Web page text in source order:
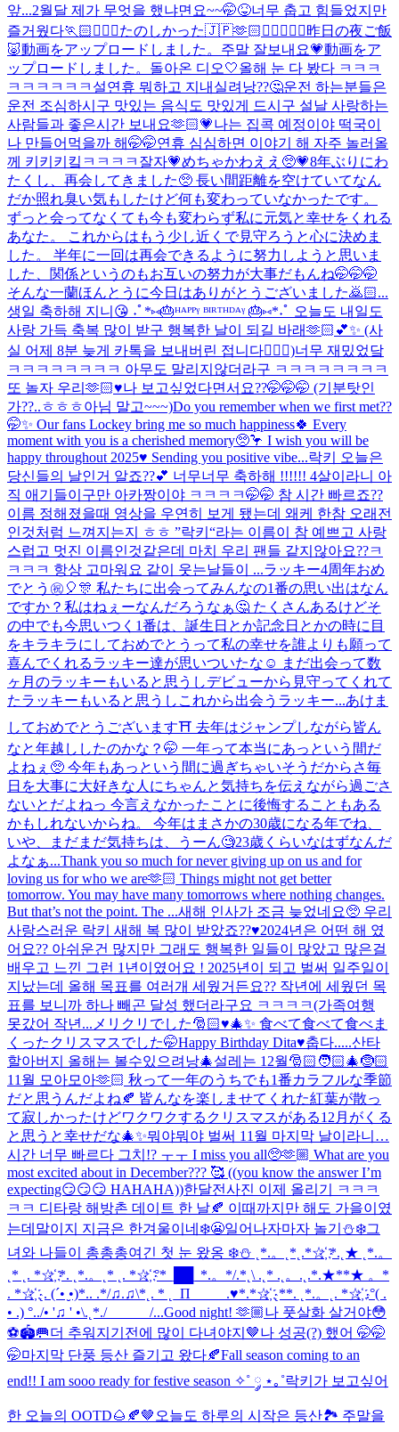
앞...2월달 제가 무엇을 했냐면요~~🤭😝너무 춥고 힘들었지만
즐거웠다🏃🏻🏃🏻‍♀️たのしかった🇯🇵🫶🏻👩🏻‍❤️‍👩🏻昨日の夜ご飯
🐷動画をアップロードしました。 주말 잘보내요💗動画をア
ップロードしました。 돌아온 디오🤍올해 눈 다 봤다 ㅋㅋㅋ
ㅋㅋㅋㅋㅋㅋ 설연휴 뭐하고 지내실려낭??🤔운전 하는분들은
운전 조심하시구 맛있는 음식도 맛있게 드시구 설날 사랑하는
사람들과 좋은시간 보내요🫶🏻💗나는 집콕 예정이야 떡국이
나 만들어먹을까 해🤭🤭연휴 심심하면 이야기 해 자주 놀러올
께 키키키킼ㅋㅋㅋㅋ 잘자💗めちゃかわええ🥺💗8年ぶりにわ
たくし、再会してきました🥺 長い間距離を空けていてなん
だか照れ臭い気もしたけど何も変わっていなかったです。
ずっと会ってなくても今も変わらず私に元気と幸せをくれる
あなた。 これからはもう少し近くで見守ろうと心に決めま
した。 半年に一回は再会できるように努力しようと思いま
した、関係というのもお互いの努力が大事だもんね🤭🤭🤭
そんな一蘭ほんとうに今日はありがとうございました🙇🏻...
생일 축하해 지니😘 ˖ﾟ*⑅🎂ᴴᴬᴾᴾᵞ ᴮᴵᴿᵀᴴᴰᴬᵞ 🎂⑅*˖ﾟ 오늘도 내일도
사랑 가득 축복 많이 받구 행복한 날이 되길 바래🫶🏻💕✨ (사
실 어제 8분 늦게 카톡을 보내버린 접니다🙇🏻‍♀️)너무 재밌었닼
ㅋㅋㅋㅋㅋㅋㅋㅋ 아무도 말리지않더라구 ㅋㅋㅋㅋㅋㅋㅋㅋ
또 놀자 우리🫶🏻♥️나 보고싶었다면서요??🤭🤭🤭 (기분탓인
가??..ㅎㅎㅎ아님 말고~~~)Do you remember when we first met??
🤭✨ Our fans Lockey bring me so much happiness🍀 Every
moment with you is a cherished memory🥺🦩 I wish you will be
happy throughout 2025♥️ Sending you positive vibe...락키 오늘은
당신들의 날인거 알죠??💕 너무너무 축하해 !!!!!! 4살이라니 아
직 애기들이구만 아카짱이야 ㅋㅋㅋㅋ🤭🤭 참 시간 빠르죠??
이름 정해졌을때 영상을 우연히 보게 됐는데 왜케 한참 오래전
인것처럼 느껴지는지 ㅎㅎ ”락키“라는 이름이 참 예쁘고 사랑
스럽고 멋진 이름인것같은데 마치 우리 팬들 같지않아요??ㅋ
ㅋㅋㅋ 항상 고마워요 같이 웃는날들이 ...ラッキー4周年おめ
でとう㊗️🎈🎊 私たちに出会ってみんなの1番の思い出はなん
ですか？私はねぇーなんだろうなぁ🤔 たくさんあるけどそ
の中でも今思いつく1番は、誕生日とか記念日とかの時に目
をキラキラにしておめでとうって私の幸せを誰よりも願って
喜んでくれるラッキー達が思いついたな☺️ まだ出会って数
ヶ月のラッキーもいると思うしデビューから見守ってくれて
たラッキーもいると思うしこれから出会うラッキー...あけま
しておめでとうございます⛩ 去年はジャンプしながら皆ん
なと年越ししたのかな？🤭 一年って本当にあっという間だ
よねぇ🥺 今年もあっという間に過ぎちゃいそうだからさ毎
日を大事に大好きな人にちゃんと気持ちを伝えながら過ごさ
ないとだよねっ 今言えなかったことに後悔することもある
かもしれないからね。 今年はまさかの30歳になる年でね、
いや、まだまだ気持ちは、うーん🧐23歳くらいなはずなんだ
よなぁ...Thank you so much for never giving up on us and for
loving us for who we are🫶🏻 Things might not get better
tomorrow. You may have many tomorrows where nothing changes.
But that’s not the point. The ...새해 인사가 조금 늦었네요🥺 우리
사랑스러운 락키 새해 복 많이 받았죠??♥️2024년은 어떤 해 였
어요?? 아쉬운건 많지만 그래도 행복한 일들이 많았고 많은걸
배우고 느낀 그런 1년이였어요 ! 2025년이 되고 벌써 일주일이
지났는데 올해 목표를 여러개 세웠거든요?? 작년에 세웠던 목
표를 보니까 하나 빼곤 달성 했더라구요 ㅋㅋㅋㅋ(가족여행
못갔어 작년... メリクリでした🎅🏻♥️🎄✨ 食べて食べて食べま
くったクリスマスでした🤭Happy Birthday Dita♥️춥다.....산타
할아버지 올해는 볼수있으려낭🎄설레는 12월🎅🏻🧑🏻‍🎄🤶🏻
11월 모아모아🫶🏻 秋って一年のうちでも1番カラフルな季節
だと思うんだよね🍂 皆んなを楽しませてくれた紅葉が散っ
て寂しかったけどワクワクするクリスマスがある12月がくる
と思うと幸せだな🎄✨뭐야뭐야 벌써 11월 마지막 날이라니…
시간 너무 빠르다 그치!? ㅜㅜ I miss you all🥺🫶🏼 What are you
most excited about in December??? 🥰 ((you know the answer I’m
expecting😏😏😏 HAHAHA))한달전사진 이제 올리기 ㅋㅋㅋ
ㅋㅋ 디타랑 해방촌 데이트 한 날🍂 이때까지만 해도 가을이였
는데말이지 지금은 한겨울이네❄️😬일어나자마자 놀기⛄❄️그
녀와 나들이 총총총여긴 첫 눈 왔옹 ❄️⛄️ ˛*.。˛*˛.*☆҉ *.˛★ ˛*.。
˛* ˛. *☆҉ *. ˛*.。˛* ˛. *☆҉ °*_██_*.。*/.*˛\ .˛* .˛。.˛.*.★**★ 。*
. *☆҉ ˛. (´• ̮•)*.. .*/♫.♫\*˛. * ˛_Π_____.♥*.*☆҉ ˛**. ˛*.。˛. *☆҉ .°( .
• .) °../• '♫ ' •\.˛*./______/...Good night! 🫶🏼나 풋살화 살거야😳
⚽️🏟️🥅더 추워지기전에 많이 다녀야지🤎나 성공(?) 했어 🤭🤭
🤭마지막 단풍 등산 즐기고 왔다🍂Fall season coming to an
end!! I am sooo ready for festive season ✧˚ ༘ ⋆｡˚락키가 보고싶어
한 오늘의 OOTD🌰🍂🤎 오늘도 하루의 시작은 등산🏞️ 주말을